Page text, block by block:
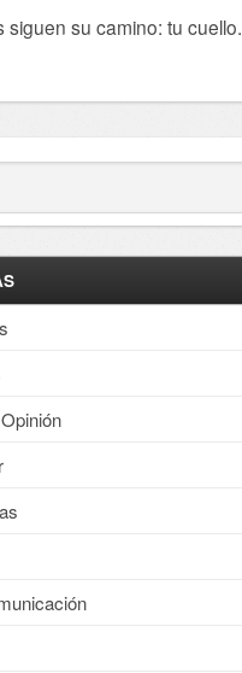
siguen su camino: tu cuello.